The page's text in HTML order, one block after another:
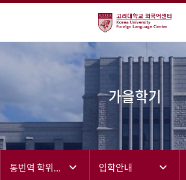
가을학기
통번역 학위과정 입학안내